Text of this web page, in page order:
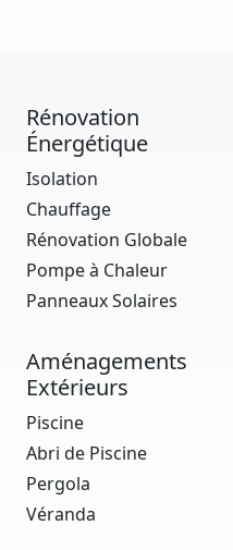
Rénovation
Énergétique
Isolation
Chauffage
Rénovation Globale
Pompe à Chaleur
Panneaux Solaires
Aménagements
Extérieurs
Piscine
Abri de Piscine
Pergola
Véranda